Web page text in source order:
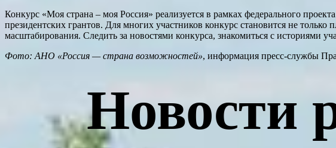
Конкурс «Моя страна – моя Россия» реализуется в рамках федерального
президентских грантов. Для многих участников конкурс становится не
масштабирования. Следить за новостями конкурса, знакомиться с историями
Фото: АНО «Россия — страна возможностей», информация пресс-службы